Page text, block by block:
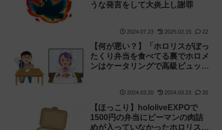
うな発言をして大炎上し謝罪
2024.07.23 2025.02.15 22
【何が悪い？】「ホロリスがぼっ
たくり弁当を食べてる裏でホロメ
ンはケータリングで高級ビュッフ
【hololiveEXPO】
2024.03.20 2024.03.23 20
【ほっこり】hololiveEXPOで
1500円の弁当にピーマンの肉詰
めが入っていなかったホロリス、